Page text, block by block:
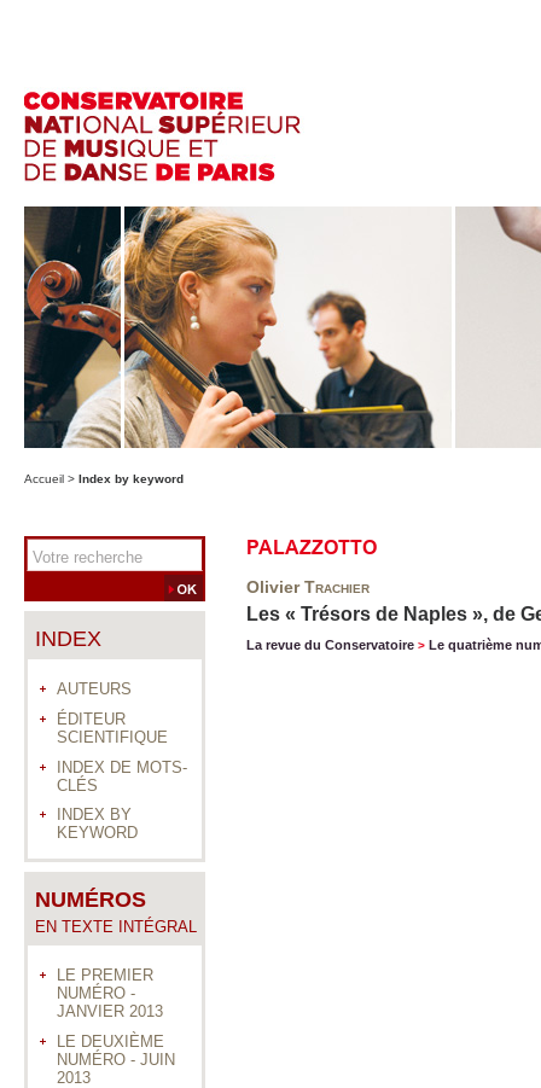
Accueil > Index by keyword
INDEX
AUTEURS
ÉDITEUR
SCIENTIFIQUE
INDEX DE MOTS-
CLÉS
INDEX BY
KEYWORD
NUMÉROS
EN TEXTE INTÉGRAL
LE PREMIER
NUMÉRO -
JANVIER 2013
LE DEUXIÈME
NUMÉRO - JUIN
2013
PALAZZOTTO
Olivier Trachier
Les « Trésors de Naples », de
La revue du Conservatoire > Le quatrième